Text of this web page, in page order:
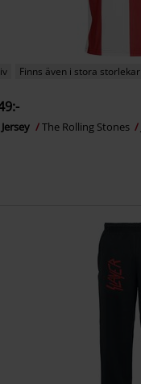
Finns även i stora storlekar
The Rolling Stones